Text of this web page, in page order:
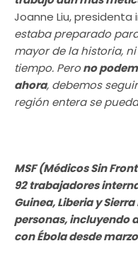
Joanne Liu, presidenta
estaba preparado
mayor de la historia,
tiempo. Perono
ahora, debemos
región entera se
MSF (Médicos Sin
92 trabajadores
Guinea, Liberia y
personas, incluyendo
con Ébola desde